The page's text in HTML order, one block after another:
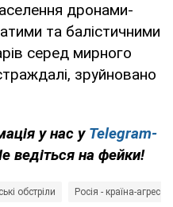
дронами-
та балістичними
серед мирного
зруйновано
у нас у Telegram-
ведіться на фейки!
обстріли Росія - країна-агресор